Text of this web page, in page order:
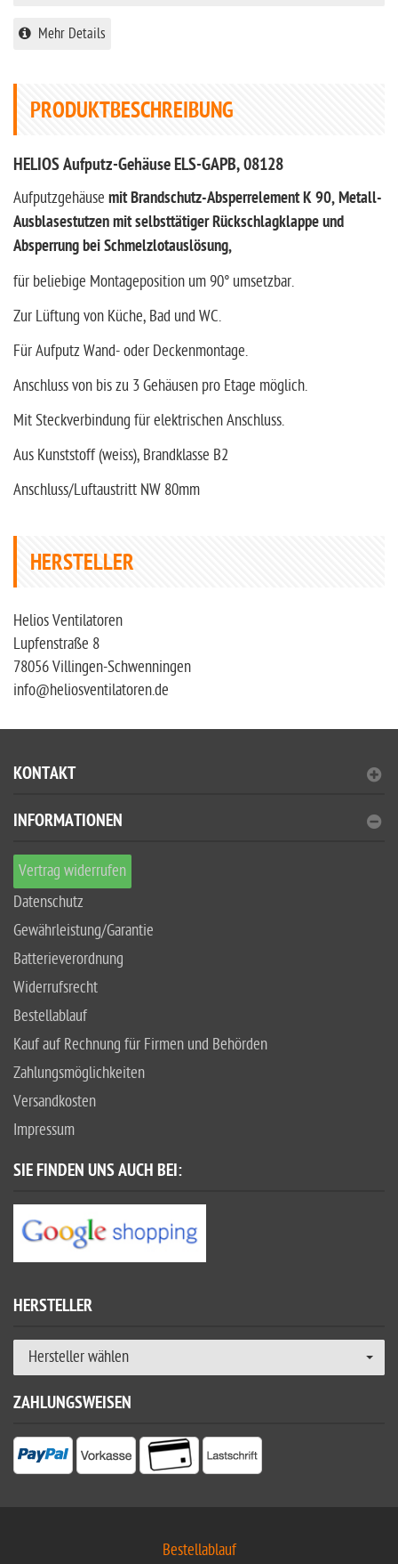
Mehr Details
PRODUKTBESCHREIBUNG
HELIOS Aufputz-Gehäuse ELS-GAPB, 08128
Aufputzgehäuse mit Brandschutz-Absperrelement K 90, Metall-
Ausblasestutzen mit selbsttätiger Rückschlagklappe und
Absperrung bei Schmelzlotauslösung,
für beliebige Montageposition um 90° umsetzbar.
Zur Lüftung von Küche, Bad und WC.
Für Aufputz Wand- oder Deckenmontage.
Anschluss von bis zu 3 Gehäusen pro Etage möglich.
Mit Steckverbindung für elektrischen Anschluss.
Aus Kunststoff (weiss), Brandklasse B2
Anschluss/Luftaustritt NW 80mm
HERSTELLER
Helios Ventilatoren
Lupfenstraße 8
78056 Villingen-Schwenningen
info@heliosventilatoren.de
KONTAKT
INFORMATIONEN
Vertrag widerrufen
Datenschutz
Gewährleistung/Garantie
Batterieverordnung
Widerrufsrecht
Bestellablauf
Kauf auf Rechnung für Firmen und Behörden
Zahlungsmöglichkeiten
Versandkosten
Impressum
SIE FINDEN UNS AUCH BEI:
HERSTELLER
Hersteller wählen
ZAHLUNGSWEISEN
Bestellablauf